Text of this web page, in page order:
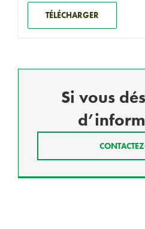
TÉLÉCHARGER
Si vous